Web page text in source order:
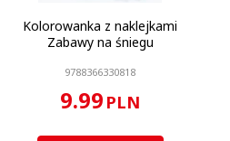
Kolorowanka z naklejkami
Zabawy na śniegu
9788366330818
9.99 PLN